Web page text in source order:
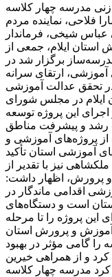
۱۴۰۵ آیین کلنگ‌زنی مدرسه چهار کلاسه
فلاحی، نماینده مردم
عباس شیخی، فرماندار
ایلام، جمعی از
برگزار شد در
ارتقای سرانه
تحقق عدالت آموزشی
ایلام در مجلس شورای
این پروژه توسعه
رشد و پیشرفت مناطق
از پروژه‌های آموزشی و
آموزشی استان تأکید
نیز با تقدیر از
پرورش، اظهار داشت:
اقدامی ماندگار در
است و دستگاه‌های
این پروژه را تا مرحله
آموزش و پرورش استان
را گامی مؤثر در بهبود
و از همراهی خیرین
مدرسه چهار کلاسه